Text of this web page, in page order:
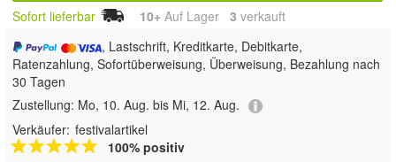
Sofort lieferbar 10+ Auf Lager 3 verkauft
, Lastschrift, Kreditkarte, Debitkarte,
Ratenzahlung, Sofortüberweisung, Überweisung, Bezahlung nach
30 Tagen
Zustellung: Mo, 10. Aug. bis Mi, 12. Aug.
Verkäufer: festivalartikel
100% positiv